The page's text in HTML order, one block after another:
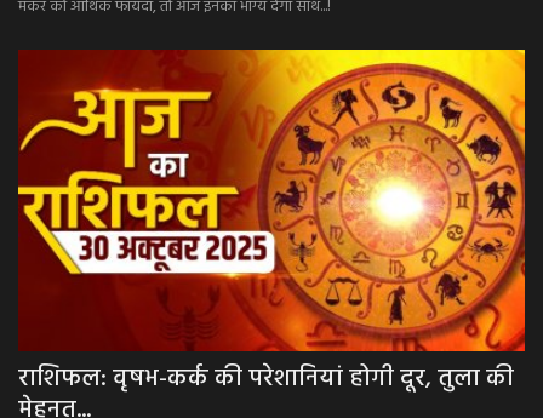
मकर को आर्थिक फायदा, तो आज इनका भाग्य देगा साथ...!
राशिफल: वृषभ-कर्क की परेशानियां होगी दूर, तुला की